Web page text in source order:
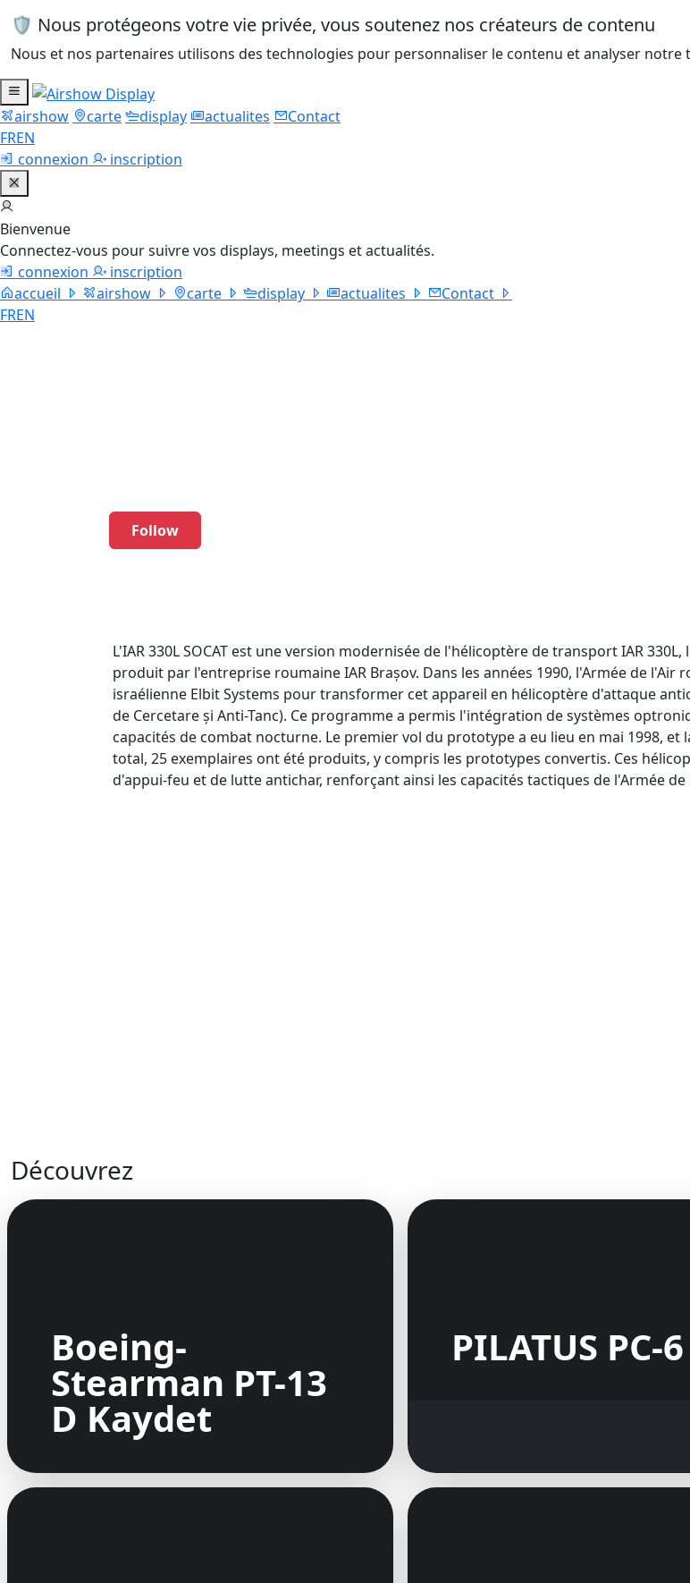
🛡️ Nous protégeons votre vie privée, vous soutenez nos créateurs de contenu
Nous et nos partenaires utilisons des technologies pour personnaliser le contenu et analyser notre
airshow carte display actualites
Contact
FREN
connexion
inscription
Bienvenue
Connectez-vous pour suivre vos displays, meetings et actualités.
connexion
inscription
accueil
airshow carte display actualites
Contact
FREN
Follow
L'IAR 330L SOCAT est une version modernisée de l'hélicoptère de transport IAR
produit par l'entreprise roumaine IAR Brașov. Dans les années 1990, l'Armée de
israélienne Elbit Systems pour transformer cet appareil en hélicoptère d'attaque
de Cercetare și Anti-Tanc). Ce programme a permis l'intégration de systèmes
capacités de combat nocturne. Le premier vol du prototype a eu lieu en mai 1998,
total, 25 exemplaires ont été produits, y compris les prototypes convertis. Ces
d'appui-feu et de lutte antichar, renforçant ainsi les capacités tactiques de l'Armée
Découvrez
Boeing-
Stearman PT-13
D Kaydet
PILATUS PC-6